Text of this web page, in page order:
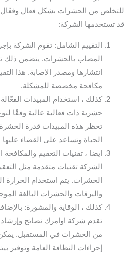
للتخلص من الحشرات بشكل فعال
قد تستخدمها الشركة:
التقييم الشامل: تقوم الشركة
المصاب بالحشرات. يتضمن ذلك
انتشارها ومصدر الإصابة. هذا
مكافحة مخصصة للمشكلة.
كذلك ، استخدام المبيدات
حشرية ذات فعالية عالية وفقًا
تحظر هذه المبيدات قدرة
الحياة وتساعد على القضاء
ايضا ، تقنيات التعقيم
الشركة تقنيات متقدمة مثل
الحشرات. يتم استخدام الحرارة
واليرقات والحشرات البالغة
كذلك ، الوقاية والمشورة:
تقدم شركة اوامرك نصائح
من الحشرات في المستقبل.
إجراءات النظافة العامة وتوفير